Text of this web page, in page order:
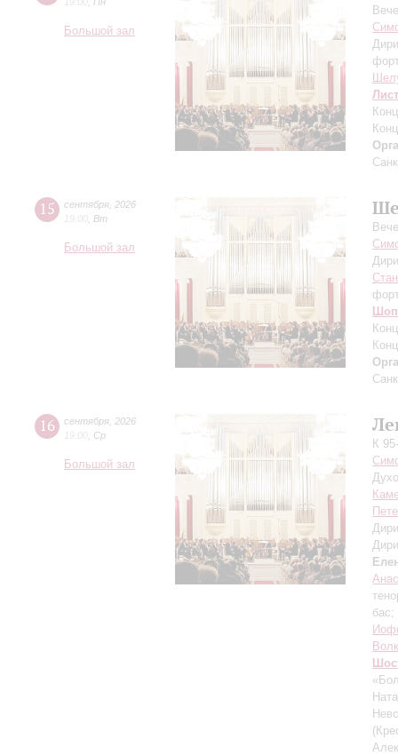
Большой зал
Лист
15 сентября 2026
19:00 Вт
Большой зал
16 сентября 2026
19:00 Ср
Большой зал
К
бас;